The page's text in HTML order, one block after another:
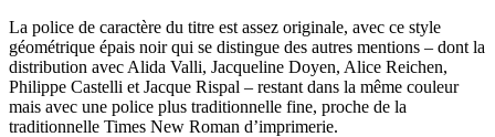
La police de caractère du titre est assez originale, avec ce style
géométrique épais noir qui se distingue des autres mentions – dont la
distribution avec Alida Valli, Jacqueline Doyen, Alice Reichen,
Philippe Castelli et Jacque Rispal – restant dans la même couleur
mais avec une police plus traditionnelle fine, proche de la
traditionnelle Times New Roman d’imprimerie.